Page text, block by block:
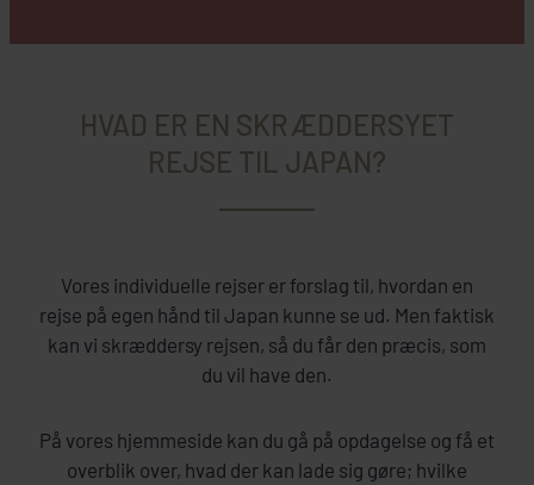
HVAD ER EN SKRÆDDERSYET
REJSE TIL JAPAN?
Vores individuelle rejser er forslag til, hvordan en
rejse på egen hånd til Japan kunne se ud. Men faktisk
kan vi skræddersy rejsen, så du får den præcis, som
du vil have den.
På vores hjemmeside kan du gå på opdagelse og få et
overblik over, hvad der kan lade sig gøre; hvilke